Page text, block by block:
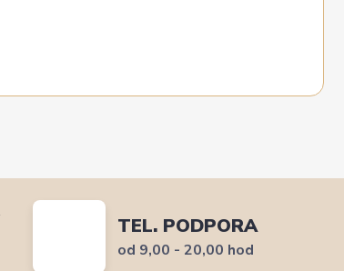
TEL. PODPORA
od 9,00 - 20,00 hod